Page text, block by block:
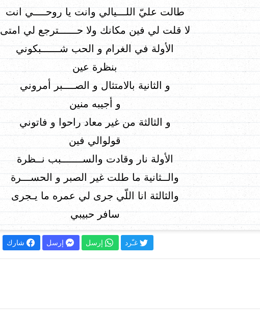
طالت عليّ اللـــيالي وانت يا روحــــي انت
لا قلت لي فين مكانك ولا حــــــترجع لي امتى
الأولة في الغرام و الحب شــــــبكوني
بنظرة عين
و الثانية بالامتثال و الصــــبر أمروني
و أجيبه منين
و الثالثة من غير معاد راحوا و فاتوني
قولوالي فين
الأولة نار وقادت والســـــــبب نــظرة
والــثانية ما طلت غير الصبر و الحســـرة
والثالثة انا اللّي جرى لي عمره ما يـجرى
سافر حبيبي